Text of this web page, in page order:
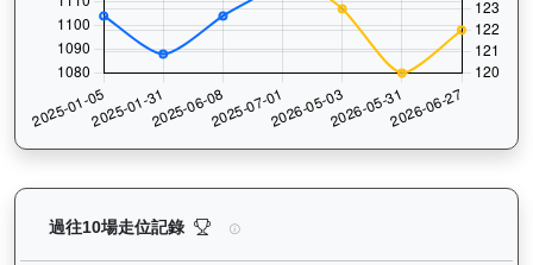
過往10場走位記錄 嘉應光彩（K134）— 過往走位記錄